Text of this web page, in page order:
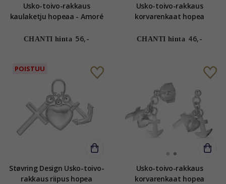
Usko-toivo-rakkaus
kaulaketju hopeaa - Amoré
CHANTI hinta 56,-
Usko-toivo-rakkaus
korvarenkaat hopea
CHANTI hinta 46,-
POISTUU
Støvring Design Usko-toivo-
rakkaus riipus hopea
Usko-toivo-rakkaus
korvarenkaat hopea